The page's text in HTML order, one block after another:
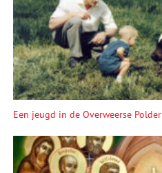
Een jeugd in de Overweerse Polder